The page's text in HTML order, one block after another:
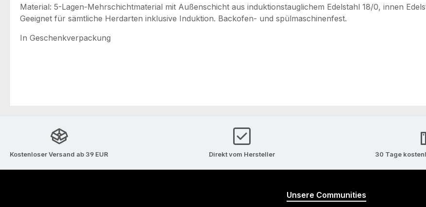
Material: 5-Lagen-Mehrschichtmaterial mit Außenschicht aus induktionstauglichem Edelstahl 18/0, innen
Geeignet für sämtliche Herdarten inklusive Induktion. Backofen- und spülmaschinenfest.
In Geschenkverpackung
Kostenloser Versand ab 39 EUR Direkt vom Hersteller 30 Tage
Unsere Communities